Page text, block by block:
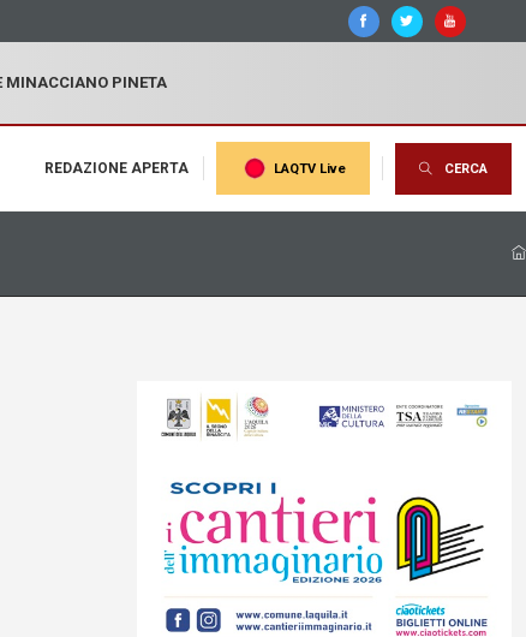
MINACCIANO PINETA
REDAZIONE APERTA LAQTV Live CERCA